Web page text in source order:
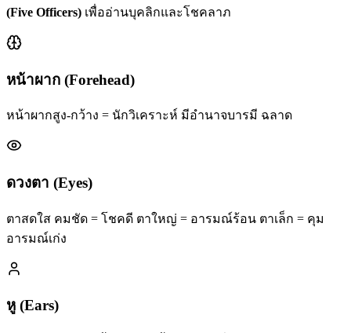
(Five Officers) เพื่ออ่านบุคลิกและโชคลาภ
หน้าผาก (Forehead)
หน้าผากสูง-กว้าง = นักวิเคราะห์ มีอำนาจบารมี ฉลาด
ดวงตา (Eyes)
ตาสดใส คมชัด = โชคดี ตาใหญ่ = อารมณ์ร้อน ตาเล็ก = คุม
อารมณ์เก่ง
หู (Ears)